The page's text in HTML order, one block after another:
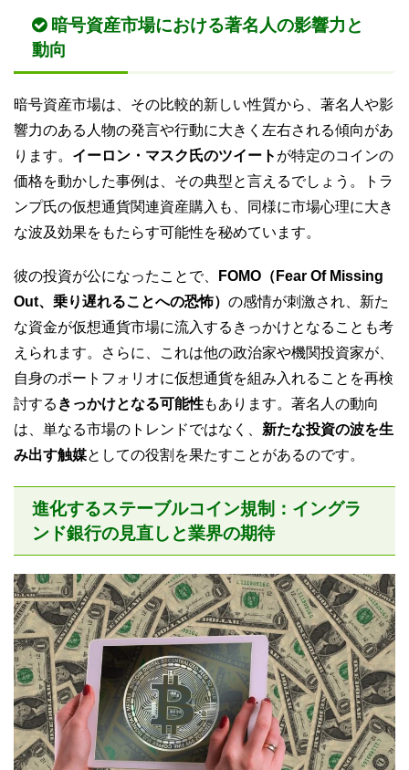
暗号資産市場における著名人の影響力と
動向
暗号資産市場は、その比較的新しい性質から、著名人や影
響力のある人物の発言や行動に大きく左右される傾向があ
ります。 イーロン・マスク氏のツイート が特定のコインの
価格を動かした事例は、その典型と言えるでしょう。トラ
ンプ氏の仮想通貨関連資産購入も、同様に市場心理に大き
な波及効果をもたらす可能性を秘めています。
彼の投資が公になったことで、
FOMO（Fear Of Missing
Out、乗り遅れることへの恐怖） の感情が刺激され、新た
な資金が仮想通貨市場に流入するきっかけとなることも考
えられます。さらに、これは他の政治家や機関投資家が、
自身のポートフォリオに仮想通貨を組み入れることを再検
討する きっかけとなる可能性もあります。著名人の動向
は、単なる市場のトレンドではなく、 新たな投資の波を生
み出す触媒としての役割を果たすことがあるのです。
進化するステーブルコイン規制：イングラ
ンド銀行の見直しと業界の期待